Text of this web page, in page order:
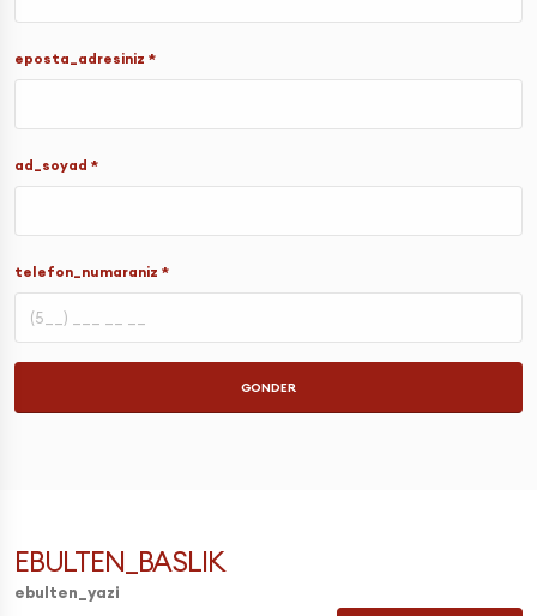
eposta_adresiniz *
ad_soyad *
telefon_numaraniz *
GONDER
EBULTEN_BASLIK
ebulten_yazi